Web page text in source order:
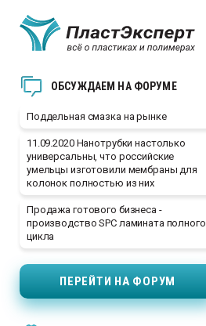
ОБСУЖДАЕМ НА ФОРУМЕ
Поддельная смазка на рынке
11.09.2020 Нанотрубки настолько
универсальны, что российские
умельцы изготовили мембраны для
колонок полностью из них
Продажа готового бизнеса -
производство SPC ламината полного
цикла
ПЕРЕЙТИ НА ФОРУМ